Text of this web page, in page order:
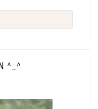
^_^